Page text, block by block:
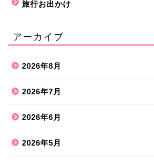
旅行お出かけ
アーカイブ
2026年8月
2026年7月
2026年6月
2026年5月